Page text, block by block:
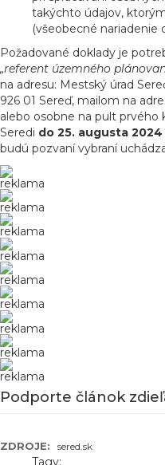
takýchto údajov,
(všeobecné nariadenie
Požadované doklady je
„referent územného
na adresu: Mestský úrad
926 01 Sereď, mailom na
alebo osobne na pult
Seredi do 25. augusta
budú pozvaní vybraní
reklama
reklama
reklama
reklama
reklama
reklama
reklama
reklama
reklama
Podporte článok
ZDROJE: sered.sk
Tagy: